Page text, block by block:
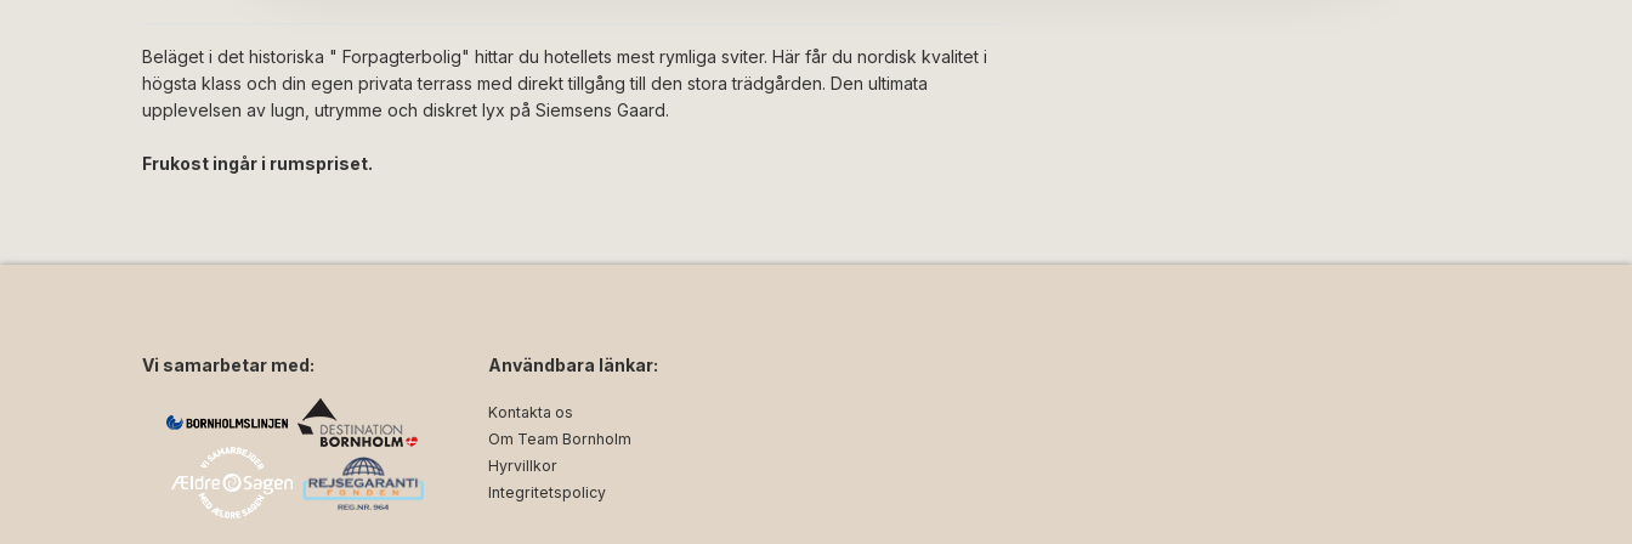
Beläget i det historiska " Forpagterbolig" hittar du hotellets mest rymliga sviter. Här får du nordisk kvalitet i
högsta klass och din egen privata terrass med direkt tillgång till den stora trädgården. Den ultimata
upplevelsen av lugn, utrymme och diskret lyx på Siemsens Gaard.
Frukost ingår i rumspriset.
Vi samarbetar med: Användbara länkar:
Kontakta os
Om Team Bornholm
Hyrvillkor
Integritetspolicy